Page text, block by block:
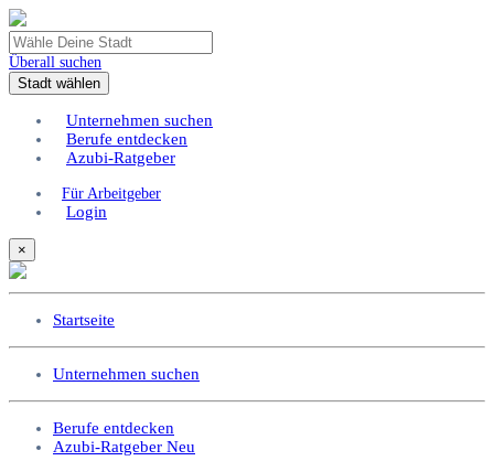
Überall suchen
Stadt wählen
Unternehmen suchen
Berufe entdecken
Azubi-Ratgeber
Für Arbeitgeber
Login
×
Startseite
Unternehmen suchen
Berufe entdecken
Azubi-Ratgeber Neu